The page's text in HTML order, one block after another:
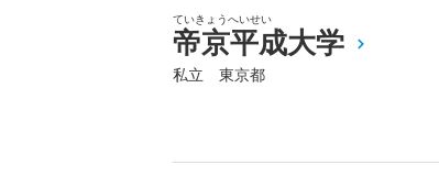
ていきょうへいせい
帝京平成大学
私立 東京都